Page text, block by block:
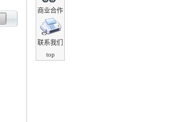
商业合作
联系我们
top